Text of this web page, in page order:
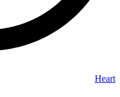
Heart